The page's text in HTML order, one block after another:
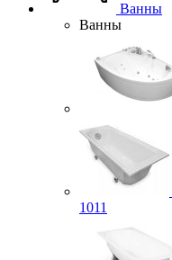
Ванны
Ванны
1011